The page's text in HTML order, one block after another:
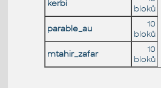
kerbi
bloků
parable_au
10
bloků
mtahir_zafar
10
bloků